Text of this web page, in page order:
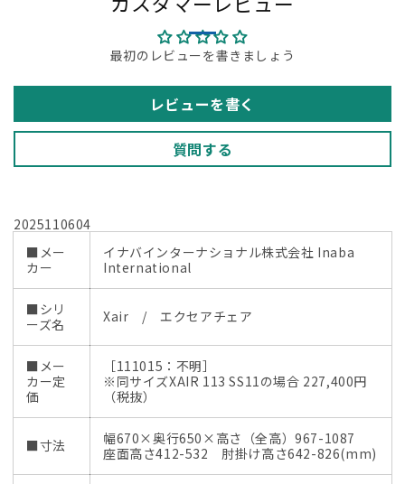
減
す
具】
数
増
す
最初のレビューを書きましょう
レビューを書く
質問する
2025110604
■メー
カー
イナバインターナショナル株式会社 Inaba
International
■シリ
ーズ名
Xair / エクセアチェア
■メー
カー定
価
［111015：不明］
※同サイズXAIR 113 SS11の場合 227,400円
（税抜）
■寸法
幅670×奥行650×高さ（全高）967-1087
座面高さ412-532 肘掛け高さ642-826(mm)